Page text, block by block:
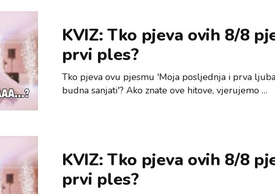
KVIZ: Tko pjeva ovih 8/8
prvi ples?
Tko pjeva ovu pjesmu 'Moja posljednja i prva
budna sanjati'? Ako znate ove hitove, vjerujemo …
KVIZ: Tko pjeva ovih 8/8
prvi ples?